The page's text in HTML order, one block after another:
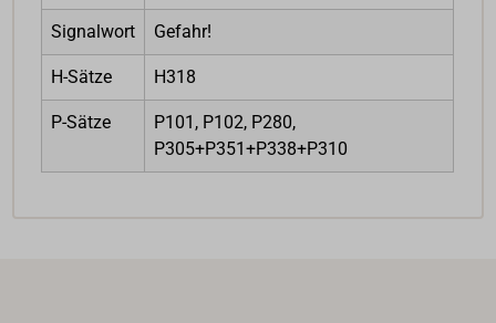
Signalwort Gefahr!
H-Sätze H318
P-Sätze
P101, P102, P280,
P305+P351+P338+P310